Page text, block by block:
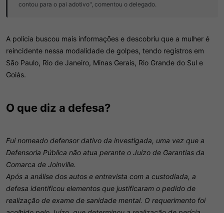
contou para o pai adotivo", comentou o delegado.
A polícia buscou mais informações e descobriu que a mulher é
reincidente nessa modalidade de golpes, tendo registros em
São Paulo, Rio de Janeiro, Minas Gerais, Rio Grande do Sul e
Goiás.
O que diz a defesa?​
Fui nomeado defensor dativo da investigada, uma vez que a
Defensoria Pública não atua perante o Juízo de Garantias da
Comarca de Joinville.
Após a análise dos autos e entrevista com a custodiada, a
defesa identificou elementos que justificaram o pedido de
realização de exame de sanidade mental. O requerimento foi